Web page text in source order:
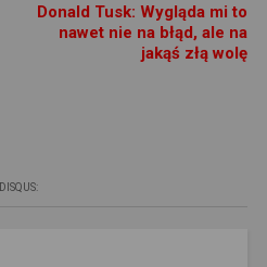
Donald Tusk: Wygląda mi to
nawet nie na błąd, ale na
jakąś złą wolę
DISQUS: